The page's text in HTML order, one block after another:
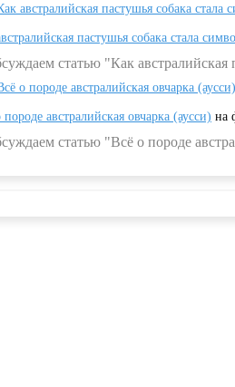
австралийская пастушья собака
пастушья собака стала
статью "Как
о породе австралийская овчарка (аусси)
породе австралийская овчарка (аусси) на
статью "Всё о породе